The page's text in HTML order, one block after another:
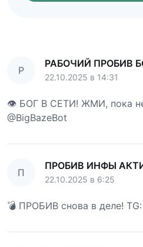
Р
РАБОЧИЙ ПРОБИВ
22.10.2025 в 14:31
👁 БОГ В СЕТИ! ЖМИ, пока не
@BigBazeBot
П
ПРОБИВ ИНФЫ
22.10.2025 в 6:25
💣 ПРОБИВ снова в деле! TG: